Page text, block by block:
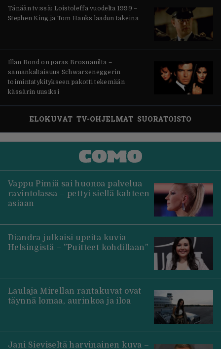
Tänään tv:ssä: Loistoleffa vuodelta 1999 –
Stephen King ja Tom Hanks laadun takeina
Illan Bond on paras Brosnanilta –
samankaltaisuus Schwarzeneggerin
toimintatykitykseen pakotti tekemään
kässärin uusiksi
ELOKUVAT TV-OHJELMAT SUORATOISTO
Vappu Pimiä sai huonoa palvelua
ravintolassa – pettyi siellä kahteen
asiaan
Diandra julkaisi upeita kuvia
Helsingistä – ”Puitteet kohdillaan”
Laulaja Mirellan rantakuvat ovat
täynnä lomaa, aurinkoa ja iloa
Jani Sieviseltä harvinainen kuva –